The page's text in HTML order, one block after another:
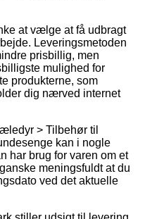
at vælge at få udbragt
Leveringsmetoden
prisbillig, men
mulighed for
produkterne, som
dig nærved internet
> Tilbehør til
kan i nogle
har brug for varen om et
meningsfuldt at du
ved det aktuelle